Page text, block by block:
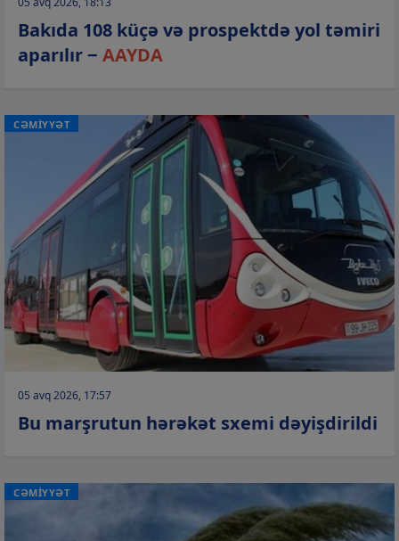
Bakıda 108 küçə və prospektdə yol təmiri
aparılır − AAYDA
CƏMİYYƏT
05 avq 2026, 17:57
Bu marşrutun hərəkət sxemi dəyişdirildi
CƏMİYYƏT